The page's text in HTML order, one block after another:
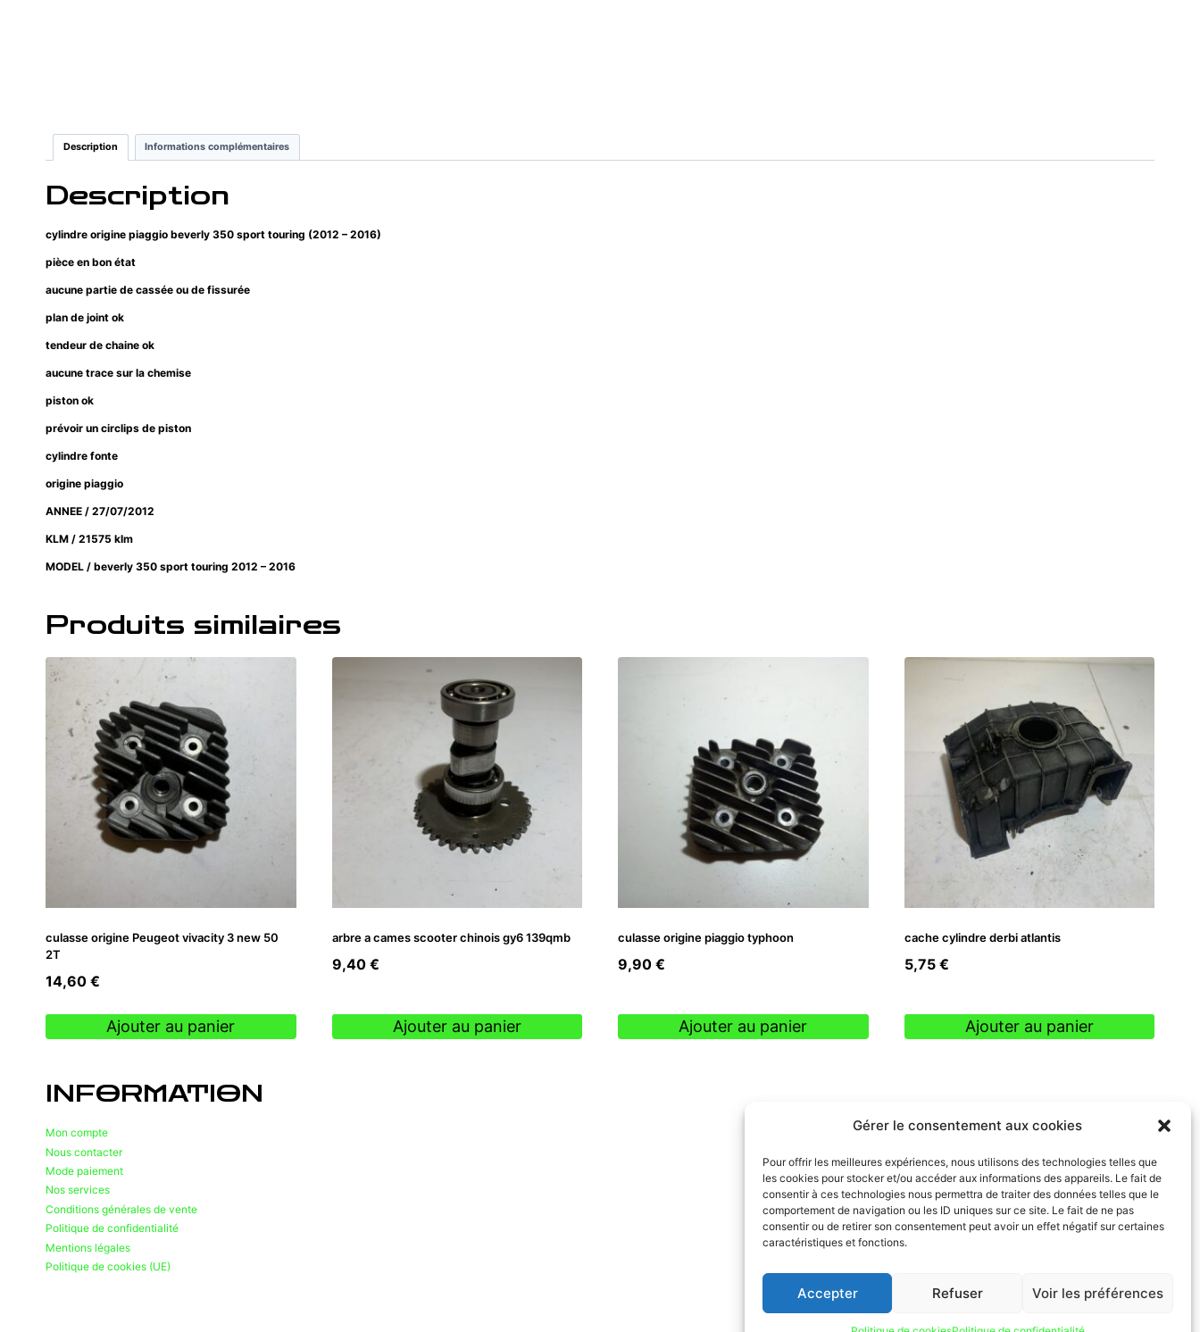
Gérer le consentement aux cookies
Pour offrir les meilleures expériences, nous utilisons des technologies telles que
les cookies pour stocker et/ou accéder aux informations des appareils. Le fait de
consentir à ces technologies nous permettra de traiter des données telles que le
comportement de navigation ou les ID uniques sur ce site. Le fait de ne pas
consentir ou de retirer son consentement peut avoir un effet négatif sur certaines
caractéristiques et fonctions.
Accepter Refuser Voir les préférences
Description Informations complémentaires
Description
cylindre origine piaggio beverly 350 sport touring (2012 – 2016)
pièce en bon état
aucune partie de cassée ou de fissurée
plan de joint ok
tendeur de chaine ok
aucune trace sur la chemise
piston ok
prévoir un circlips de piston
cylindre fonte
origine piaggio
ANNEE / 27/07/2012
KLM / 21575 klm
MODEL / beverly 350 sport touring 2012 – 2016
Produits similaires
culasse origine Peugeot vivacity 3 new 50
2T
14,60 €
Ajouter au panier
arbre a cames scooter chinois gy6 139qmb
9,40 €
Ajouter au panier
culasse origine piaggio typhoon
9,90 €
Ajouter au panier
cache cylindre derbi atlantis
5,75 €
Ajouter au panier
INFORMATION
Mon compte
Nous contacter
Mode paiement
Nos services
Conditions générales de vente
Politique de confidentialité
Mentions légales
Politique de cookies (UE)